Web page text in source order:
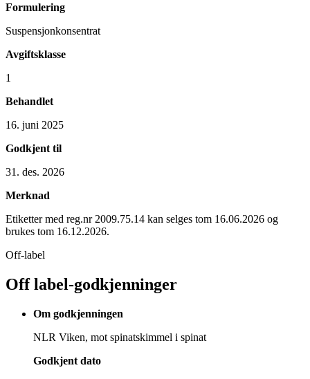
Formulering
Suspensjonkonsentrat
Avgiftsklasse
1
Behandlet
16. juni 2025
Godkjent til
31. des. 2026
Merknad
Etiketter med reg.nr 2009.75.14 kan selges tom 16.06.2026 og
brukes tom 16.12.2026.
Off-label
Off label-godkjenninger
Om godkjenningen
NLR Viken, mot spinatskimmel i spinat
Godkjent dato